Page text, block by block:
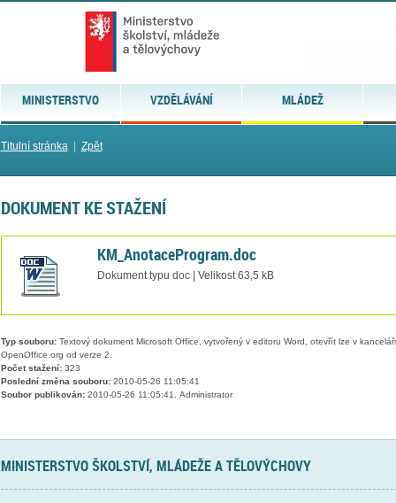
MINISTERSTVO VZDĚLÁVÁNÍ MLÁDEŽ
Titulní stránka| Zpět
DOKUMENT KE STAŽENÍ
KM_AnotaceProgram.doc
Dokument typu doc | Velikost 63,5 kB
Typ souboru:Textový dokument Microsoft Office, vytvořený v editoru Word, otevřít lze v
OpenOffice.org od verze 2.
Počet stažení:323
Poslední změna souboru:2010-05-26 11:05:41
Soubor publikován:2010-05-26 11:05:41, Administrator
MINISTERSTVO ŠKOLSTVÍ, MLÁDEŽE A TĚLOVÝCHOVY